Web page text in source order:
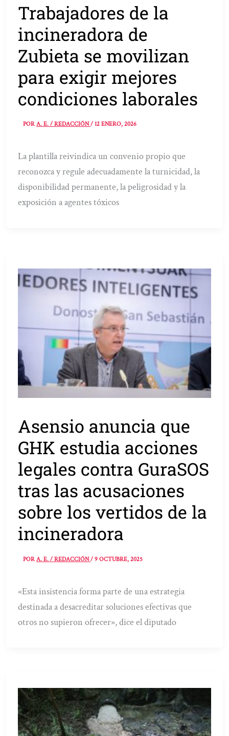
Trabajadores de la
incineradora de
Zubieta se movilizan
para exigir mejores
condiciones laborales
PORA. E. / REDACCIÓN/12 ENERO, 2026
La plantilla reivindica un convenio propio que
reconozca y regule adecuadamente la turnicidad, la
disponibilidad permanente, la peligrosidad y la
exposición a agentes tóxicos
Asensio anuncia que
GHK estudia acciones
legales contra GuraSOS
tras las acusaciones
sobre los vertidos de la
incineradora
PORA. E. / REDACCIÓN/9 OCTUBRE, 2025
«Esta insistencia forma parte de una estrategia
destinada a desacreditar soluciones efectivas que
otros no supieron ofrecer», dice el diputado